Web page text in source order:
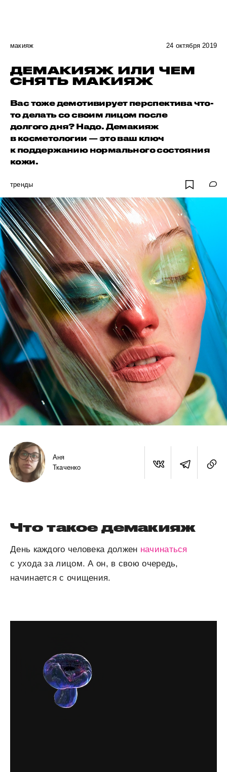
макияж 24 октября 2019
ДЕМАКИЯЖ ИЛИ ЧЕМ
СНЯТЬ МАКИЯЖ
Вас тоже демотивирует перспектива что-
то делать со своим лицом после
долгого дня? Надо. Демакияж
в косметологии — это ваш ключ
к поддержанию нормального состояния
кожи.
тренды
Аня
Ткаченко
Что такое демакияж
День каждого человека должен начинаться
с ухода за лицом. А он, в свою очередь,
начинается с очищения.